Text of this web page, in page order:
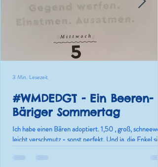
#WMDEDGT - Ein Beeren-
Bäriger Sommertag
Ich habe einen Bären adoptiert. 1,50 , groß,
leicht verschmutz - sonst perfekt. Und ja, die Enkel
3 Min. Lesezeit